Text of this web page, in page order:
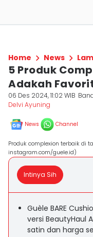
Home News
5 Produk
Adakah
06 Des 2024, 11:02 WIB
Delvi Ayuning
News Channel
Produk complexion terbaik di
instagram.com/guele.id)
Intinya Sih
Guèle BARE
versi BeautyHaul
satin dan harga